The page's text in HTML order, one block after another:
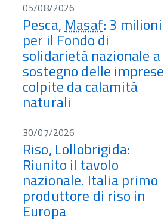
05/08/2026
Pesca, Masaf: 3 milioni
per il Fondo di
solidarietà nazionale a
sostegno delle imprese
colpite da calamità
naturali
30/07/2026
Riso, Lollobrigida:
Riunito il tavolo
nazionale. Italia primo
produttore di riso in
Europa